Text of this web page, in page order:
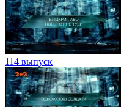
114 выпуск